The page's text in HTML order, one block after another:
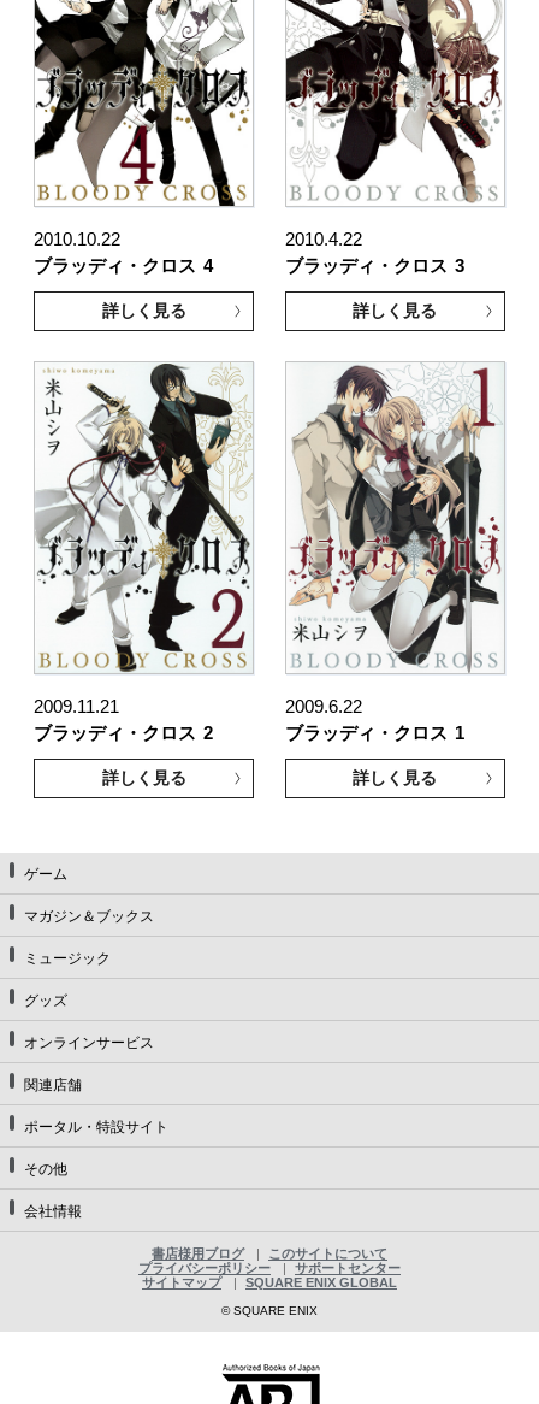
2010.10.22
ブラッディ・クロス 4
詳しく見る
2010.4.22
ブラッディ・クロス 3
詳しく見る
2009.11.21
ブラッディ・クロス 2
詳しく見る
2009.6.22
ブラッディ・クロス 1
詳しく見る
ゲーム
マガジン＆ブックス
ミュージック
グッズ
オンラインサービス
関連店舗
ポータル・特設サイト
その他
会社情報
書店様用ブログ
このサイトについて
プライバシーポリシー
サポートセンター
サイトマップ
SQUARE ENIX GLOBAL
© SQUARE ENIX